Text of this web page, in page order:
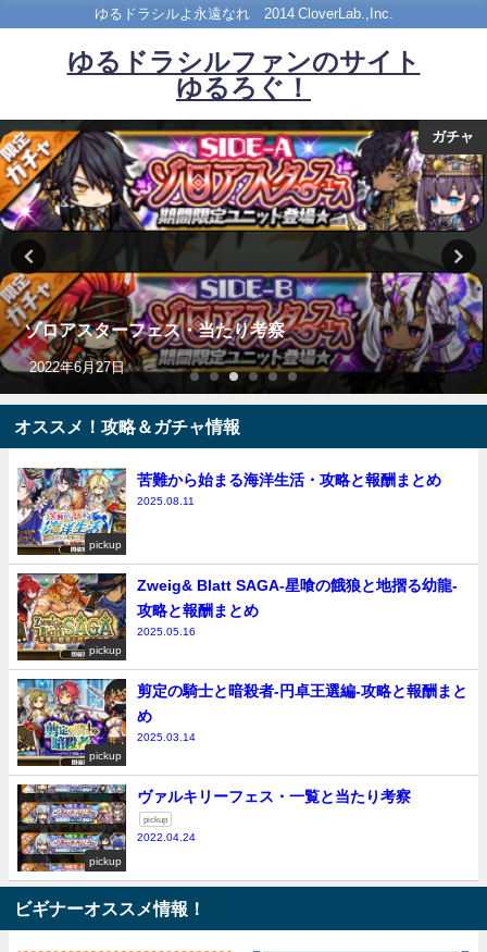
ゆるドラシルよ永遠なれ©2014 CloverLab.,Inc.
ゆるドラシルファンのサイト
ゆるろぐ！
ガチャ
クリスマスガチャ 評価＆当たりユニットは誰？チケッ
ト交換考察あり
2019年12月17日
オススメ！攻略＆ガチャ情報
pickup
苦難から始まる海洋生活・攻略と報酬まとめ
2025.08.11
pickup
Zweig& Blatt SAGA-星喰の餓狼と地摺る幼龍-
攻略と報酬まとめ
2025.05.16
pickup
剪定の騎士と暗殺者-円卓王選編-攻略と報酬まと
め
2025.03.14
pickup
ヴァルキリーフェス・一覧と当たり考察
pickup
2022.04.24
ビギナーオススメ情報！